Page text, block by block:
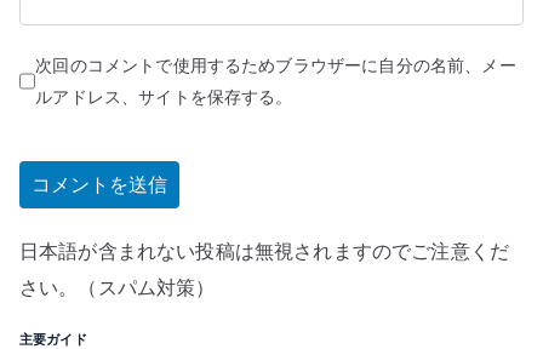
次回のコメントで使用するためブラウザーに自分の名前、メー
ルアドレス、サイトを保存する。
日本語が含まれない投稿は無視されますのでご注意くだ
さい。（スパム対策）
主要ガイド